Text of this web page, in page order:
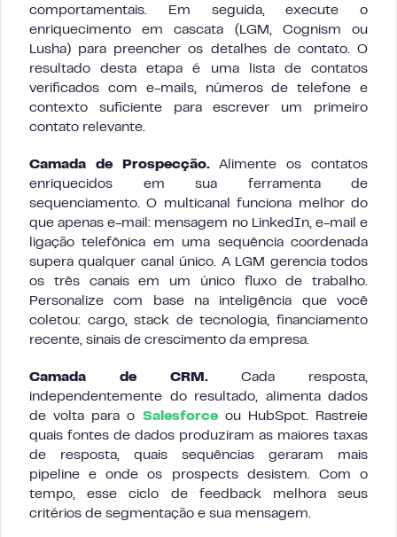
comportamentais. Em seguida, execute o
enriquecimento em cascata (LGM, Cognism ou
Lusha) para preencher os detalhes de contato. O
resultado desta etapa é uma lista de contatos
verificados com e-mails, números de telefone e
contexto suficiente para escrever um primeiro
contato relevante.
Camada de Prospecção.Alimente os contatos
enriquecidos em sua ferramenta de
sequenciamento. O multicanal funciona melhor do
que apenas e-mail: mensagem no LinkedIn, e-mail e
ligação telefônica em uma sequência coordenada
supera qualquer canal único. A LGM gerencia todos
os três canais em um único fluxo de trabalho.
Personalize com base na inteligência que você
coletou: cargo, stack de tecnologia, financiamento
recente, sinais de crescimento da empresa.
Camada de CRM.Cada resposta,
independentemente do resultado, alimenta dados
de volta para o Salesforceou HubSpot. Rastreie
quais fontes de dados produziram as maiores taxas
de resposta, quais sequências geraram mais
pipeline e onde os prospects desistem. Com o
tempo, esse ciclo de feedback melhora seus
critérios de segmentação e sua mensagem.